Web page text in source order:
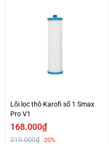
Lõi lọc thô Karofi số 1 Smax
Pro V1
168.000₫
210.000₫ -20%